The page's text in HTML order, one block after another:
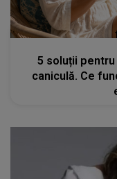
5 soluții
caniculă. Ce